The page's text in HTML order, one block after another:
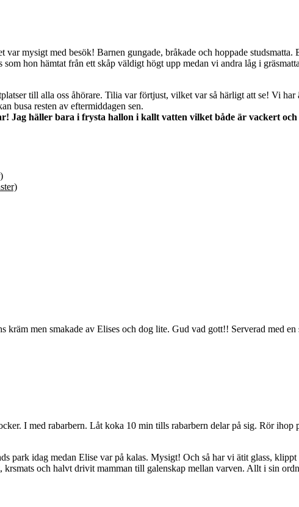
mysigt med besök! Barnen gungade, bråkade och hoppade
hon hämtat från ett skåp väldigt högt upp medan vi andra låg i
till alla oss åhörare. Tilia var förtjust, vilket var så härligt att se! Vi
busa resten av eftermiddagen sen.
Jag häller bara i frysta hallon i kallt vatten vilket både är vackert
men smakade av Elises och dog lite. Gud vad gott!! Serverad med
I med rabarbern. Låt koka 10 min tills rabarbern delar på sig. Rör
park idag medan Elise var på kalas. Mysigt! Och så har vi ätit glass,
och halvt drivit mamman till galenskap mellan varven. Allt i sin